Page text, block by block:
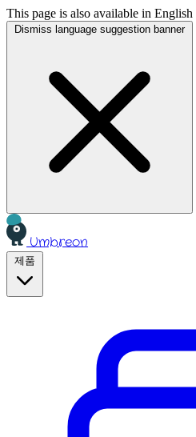
This page is also available in English
Dismiss language suggestion banner
Umbreon